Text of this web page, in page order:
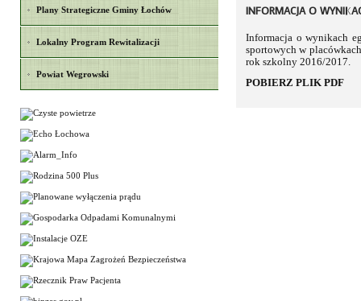
Plany Strategiczne Gminy Łochów
Lokalny Program Rewitalizacji
Powiat Wegrowski
INFORMACJA O
Informacja o wynikach
sportowych w
rok szkolny 2016/2017.
POBIERZ PLIK PDF